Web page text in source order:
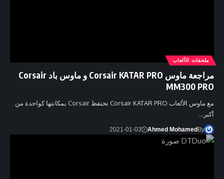
ملحقات الألعاب
مراجعة ماوس Corsair KATAR PRO و ماوس باد Corsair
MM300 PRO
مع ماوس الألعاب Corsair KATAR PRO تحتفظ Corsair بمكانتها كواحدة من
أكبر…
By
Ahmed Mohamed
2021-01-03